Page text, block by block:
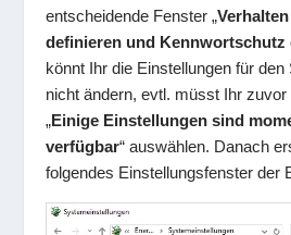
entscheidende Fenster „
definieren und Kennwortschutz
könnt Ihr die Einstellungen für
nicht ändern, evtl. müsst Ihr
„Einige Einstellungen sind
verfügbar“ auswählen. Danach
folgendes Einstellungsfenster der